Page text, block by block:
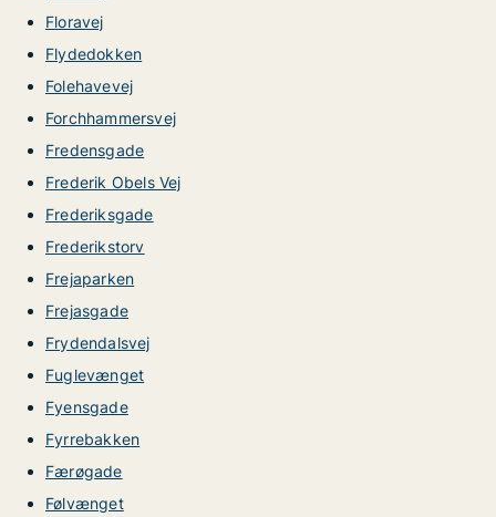
Floravej
Flydedokken
Folehavevej
Forchhammersvej
Fredensgade
Frederik Obels Vej
Frederiksgade
Frederikstorv
Frejaparken
Frejasgade
Frydendalsvej
Fuglevænget
Fyensgade
Fyrrebakken
Færøgade
Følvænget